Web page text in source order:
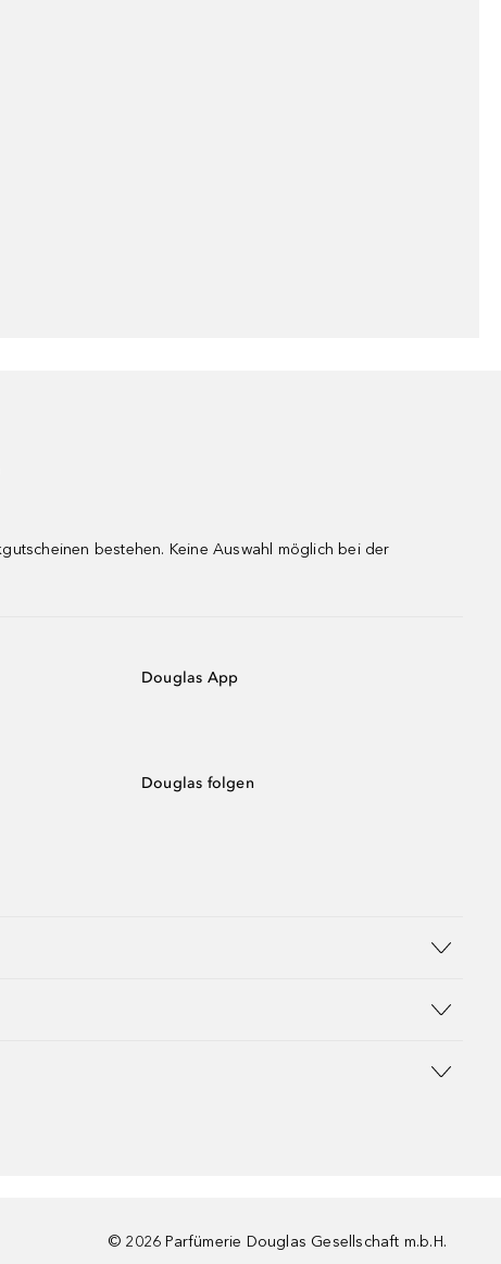
bestehen. Keine Auswahl möglich bei der
Douglas App
Douglas folgen
© 2026 Parfümerie Douglas Gesellschaft m.b.H.